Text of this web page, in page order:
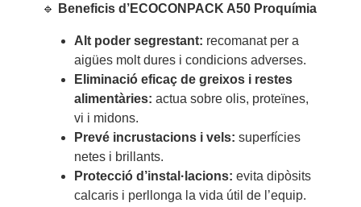
🔹 Beneficis d’ECOCONPACK A50 Proquímia
Alt poder segrestant: recomanat per a
aigües molt dures i condicions adverses.
Eliminació eficaç de greixos i restes
alimentàries: actua sobre olis, proteïnes,
vi i midons.
Prevé incrustacions i vels: superfícies
netes i brillants.
Protecció d’instal·lacions: evita dipòsits
calcaris i perllonga la vida útil de l’equip.